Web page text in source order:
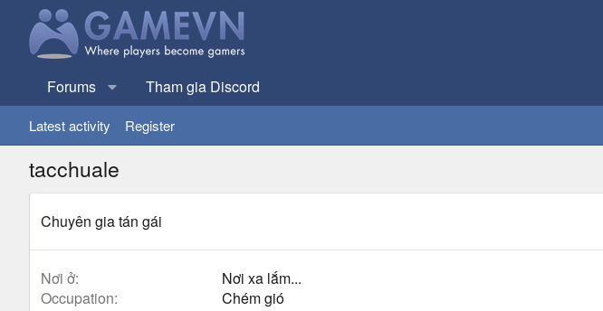
Forums Tham gia Discord
Latest activity Register
tacchuale
Chuyên gia tán gái
Nơi ở
Nơi xa lắm...
Occupation
Chém gió